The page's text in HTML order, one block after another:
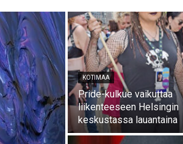
KOTIMAA
Pride-kulkue vaikuttaa
liikenteeseen Helsingin
keskustassa lauantaina